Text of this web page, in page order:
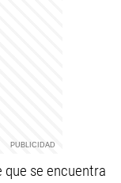
que se encuentra